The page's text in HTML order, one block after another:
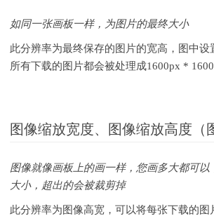
如同一张画板一样，为图片的最终大小
此分辨率为最终保存的图片的宽高，图中设
所有下载的图片都会被处理成1600px *
图像缩放宽度、图像缩放高度（
图像就像画板上的画一样，您画多大都可以
大小，超出的会被裁剪掉
此分辨率为图像高宽，可以将每张下载的图